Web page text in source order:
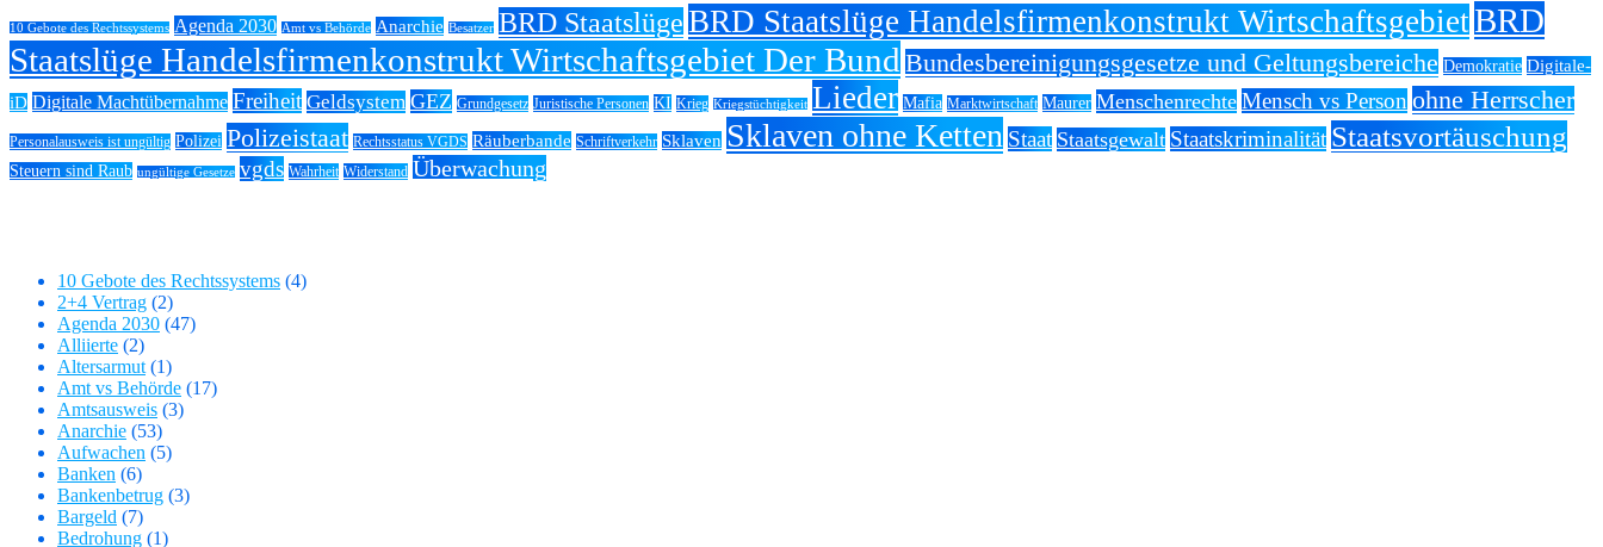
10 Gebote des Rechtssystems Agenda 2030 Amt vs Behörde Anarchie Besatzer BRD StaatslügeBRD Staatslüge Handelsfirmenkonstrukt WirtschaftsgebietBRD
Staatslüge Handelsfirmenkonstrukt Wirtschaftsgebiet Der Bund Bundesbereinigungsgesetze und Geltungsbereiche Demokratie Digitale-
iD Digitale Machtübernahme Freiheit Geldsystem GEZ Grundgesetz Juristische Personen KI Krieg Kriegstüchtigkeit Lieder Mafia Marktwirtschaft Maurer Menschenrechte Mensch vs Person ohne Herrscher
Personalausweis ist ungültig Polizei Polizeistaat Rechtsstatus VGDS Räuberbande Schriftverkehr Sklaven Sklaven ohne Ketten Staat Staatsgewalt Staatskriminalität Staatsvortäuschung
Steuern sind Raub ungültige Gesetze vgds Wahrheit Widerstand Überwachung
10 Gebote des Rechtssystems (4)
2+4 Vertrag (2)
Agenda 2030 (47)
Alliierte (2)
Altersarmut (1)
Amt vs Behörde (17)
Amtsausweis (3)
Anarchie (53)
Aufwachen (5)
Banken (6)
Bankenbetrug (3)
Bargeld (7)
Bedrohung (1)